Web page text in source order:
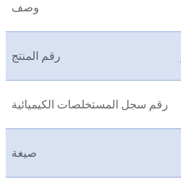
وصف
رقم المنتج
رقم سجل المستخلصات الكيميائية
صيغة